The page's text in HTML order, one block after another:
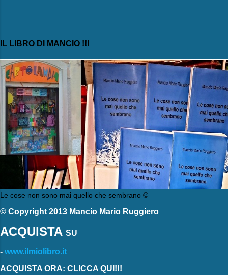
IL LIBRO DI MANCIO !!!
Le cose non sono mai quello che sembrano ©
© Copyright 2013 Mancio Mario Ruggiero
ACQUISTA SU
- www.ilmiolibro.it
ACQUISTA ORA: CLICCA QUI!!!